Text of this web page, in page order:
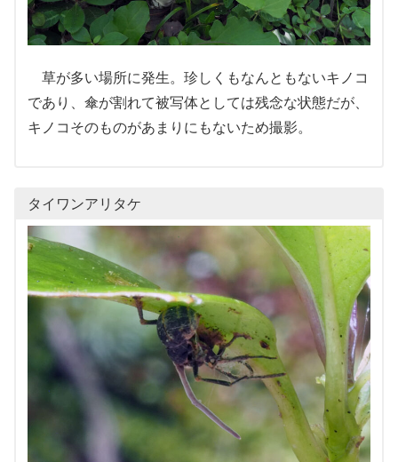
草が多い場所に発生。珍しくもなんともないキノコ
であり、傘が割れて被写体としては残念な状態だが、
キノコそのものがあまりにもないため撮影。
タイワンアリタケ